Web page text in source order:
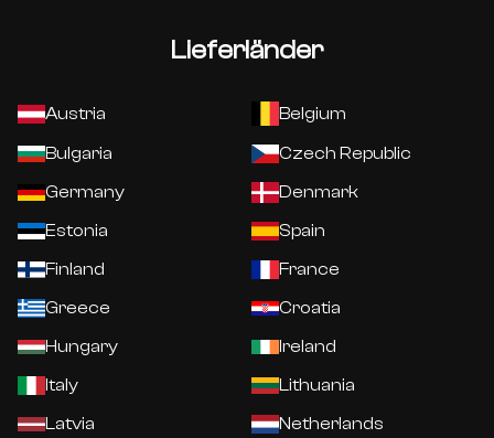
Lieferländer
Austria Belgium
Bulgaria
Czech Republic
Germany
Denmark
Estonia
Spain
Finland
France
Greece
Croatia
Hungary
Ireland
Italy
Lithuania
Latvia
Netherlands